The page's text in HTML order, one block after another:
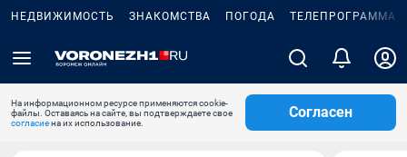
НЕДВИЖИМОСТЬ ЗНАКОМСТВА ПОГОДА ТЕЛЕПРОГРАММА
На информационном ресурсе применяются cookie-
файлы. Оставаясь на сайте, вы подтверждаете свое
согласиена их использование.
Согласен